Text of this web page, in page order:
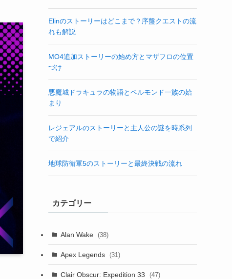
Elinのストーリーはどこまで？序盤クエストの流
れも解説
MO4追加ストーリーの始め方とマザフロの位置
づけ
悪魔城ドラキュラの物語とベルモンド一族の始
まり
レジェアルのストーリーと主人公の謎を時系列
で紹介
地球防衛軍5のストーリーと最終決戦の流れ
カテゴリー
Alan Wake (38)
Apex Legends (31)
Clair Obscur: Expedition 33 (47)